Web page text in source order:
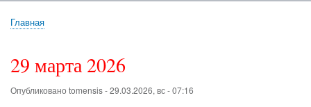
Главная
Этический портфель
Подвисший курсовик
Liber de ente
Мысли внаброс
После "Трилогии"
Люди идут по свету
Проза о юности
Парасоматика
К Музе
Строка
Главная
29 марта 2026
Опубликовано tomensis-29.03.2026, вс - 07:16